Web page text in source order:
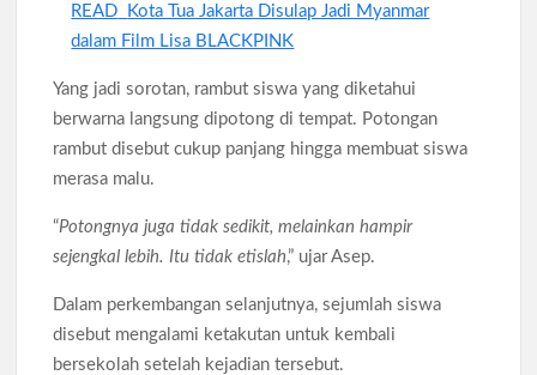
READ
Kota Tua Jakarta Disulap Jadi Myanmar
dalam Film Lisa BLACKPINK
Yang jadi sorotan, rambut siswa yang diketahui
berwarna langsung dipotong di tempat. Potongan
rambut disebut cukup panjang hingga membuat siswa
merasa malu.
“Potongnya juga tidak sedikit, melainkan hampir
sejengkal lebih. Itu tidak etislah,” ujar Asep.
Dalam perkembangan selanjutnya, sejumlah siswa
disebut mengalami ketakutan untuk kembali
bersekolah setelah kejadian tersebut.